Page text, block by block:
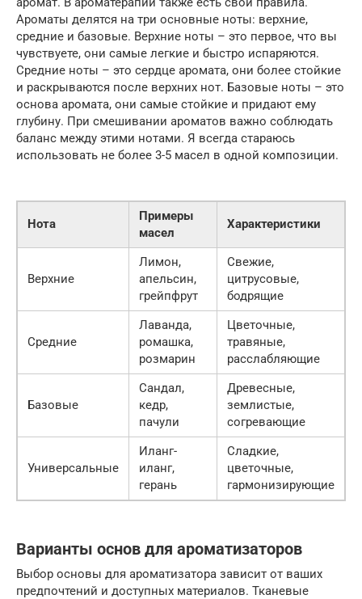
Ароматы делятся на три основные ноты: верхние,
средние и базовые. Верхние ноты – это первое, что вы
чувствуете, они самые легкие и быстро испаряются.
Средние ноты – это сердце аромата, они более стойкие
и раскрываются после верхних нот. Базовые ноты – это
основа аромата, они самые стойкие и придают ему
глубину. При смешивании ароматов важно соблюдать
баланс между этими нотами. Я всегда стараюсь
использовать не более 3-5 масел в одной композиции.
Нота
Примеры
масел
Характеристики
Верхние
Лимон,
апельсин,
грейпфрут
Свежие,
цитрусовые,
бодрящие
Средние
Лаванда,
ромашка,
розмарин
Цветочные,
травяные,
расслабляющие
Базовые
Сандал,
кедр,
пачули
Древесные,
землистые,
согревающие
Универсальные
Иланг-
иланг,
герань
Сладкие,
цветочные,
гармонизирующие
Варианты основ для ароматизаторов
Выбор основы для ароматизатора зависит от ваших
предпочтений и доступных материалов. Тканевые